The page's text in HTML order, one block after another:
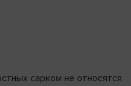
сарком не относятся